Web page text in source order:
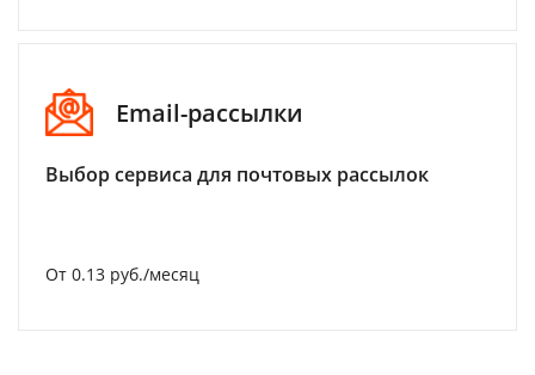
Email-рассылки
Выбор сервиса для почтовых рассылок
От 0.13 руб./месяц